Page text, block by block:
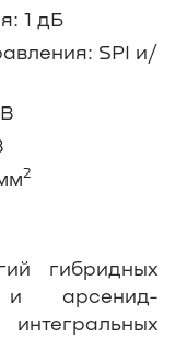
1 дБ
SPI и/
2
гибридных
и арсенид-